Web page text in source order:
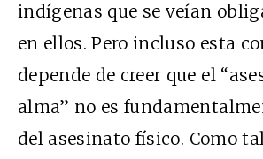
indígenas que se veían
en ellos. Pero incluso esta
depende de creer que el
alma” no es
del asesinato físico. Como